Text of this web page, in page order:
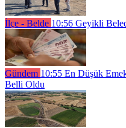
İlçe - Belde 10:56 Geyikli
Gündem 10:55 En Düşük
Belli Oldu